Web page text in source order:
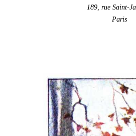
189, rue Saint-
Paris